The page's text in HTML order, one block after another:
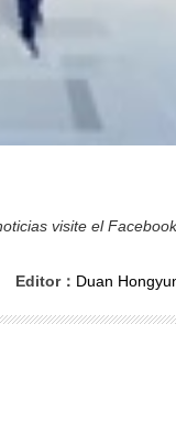
visite el
Editor： Duan